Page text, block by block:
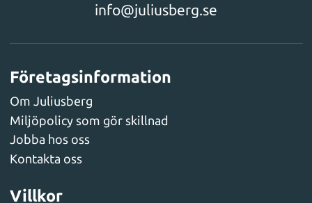
info@juliusberg.se
Företagsinformation
Om Juliusberg
Miljöpolicy som gör skillnad
Jobba hos oss
Kontakta oss
Villkor